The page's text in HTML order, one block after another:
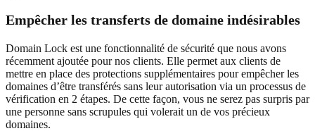
Empêcher les transferts de domaine indésirables
Domain Lock est une fonctionnalité de sécurité que nous avons
récemment ajoutée pour nos clients. Elle permet aux clients de
mettre en place des protections supplémentaires pour empêcher les
domaines d’être transférés sans leur autorisation via un processus de
vérification en 2 étapes. De cette façon, vous ne serez pas surpris par
une personne sans scrupules qui volerait un de vos précieux
domaines.